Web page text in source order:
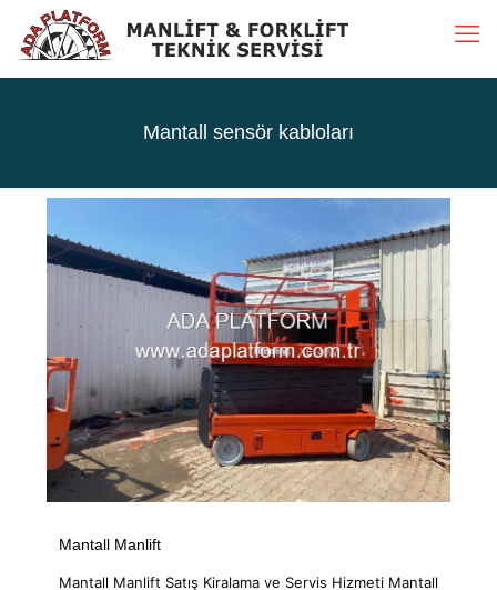
Mantall sensör kabloları
Mantall Manlift
Mantall Manlift Satış Kiralama ve Servis Hizmeti Mantall